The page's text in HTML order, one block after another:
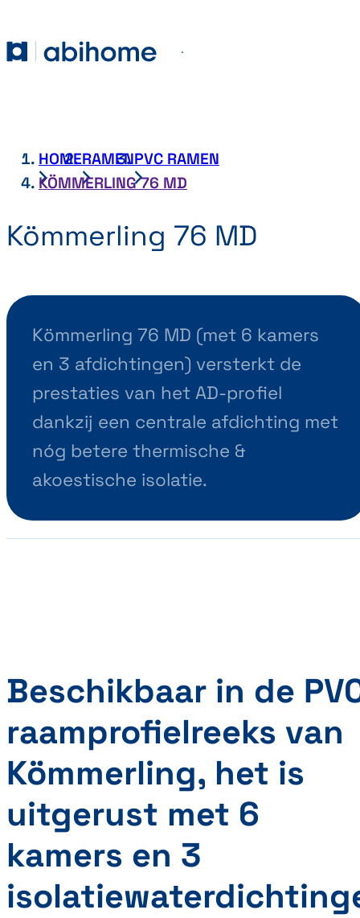
Abihome
HOMERAMENPVC RAMEN
KÖMMERLING 76 MD
Kömmerling 76 MD
Kömmerling 76 MD (met 6 kamers
en 3 afdichtingen) versterkt de
prestaties van het AD-profiel
dankzij een centrale afdichting met
nóg betere thermische &
akoestische isolatie.
Beschikbaar in de
raamprofielreeks van
Kömmerling, het is
uitgerust met 6
kamers en 3